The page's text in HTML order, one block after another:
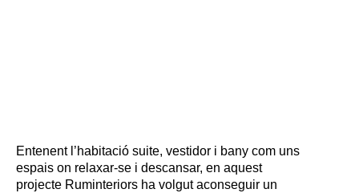
Entenent l’habitació suite, vestidor i bany com uns
espais on relaxar-se i descansar, en aquest
projecte Ruminteriors ha volgut aconseguir un